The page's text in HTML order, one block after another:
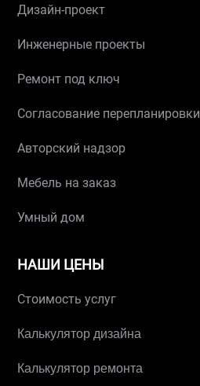
Дизайн-проект
Инженерные проекты
Ремонт под ключ
Согласование перепланировки
Авторский надзор
Мебель на заказ
Умный дом
НАШИ ЦЕНЫ
Стоимость услуг
Калькулятор дизайна
Калькулятор ремонта